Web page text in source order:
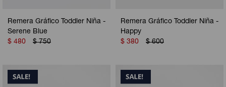
Remera Gráfico Toddler Niña -
Serene Blue
$ 480 $ 750
Remera Gráfico Toddler Niña -
Happy
$ 380 $ 600